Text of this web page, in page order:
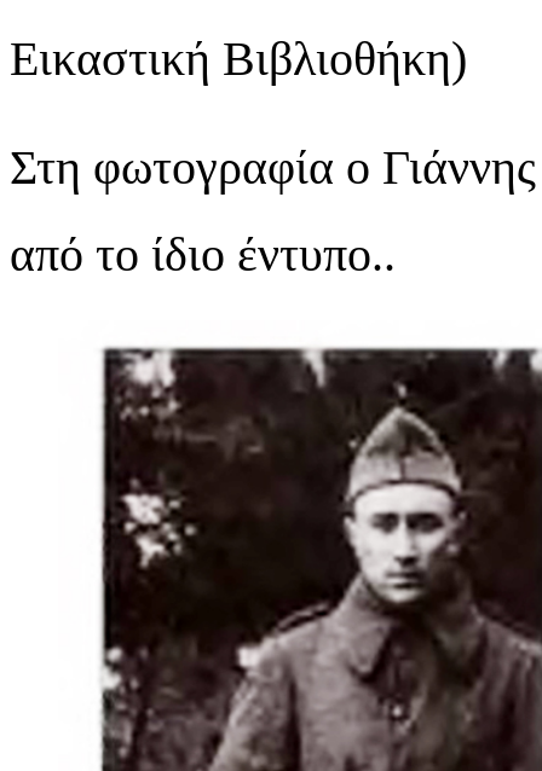
Εικαστική Βιβλιοθήκη)
Στη φωτογραφία ο
από το ίδιο έντυπο..